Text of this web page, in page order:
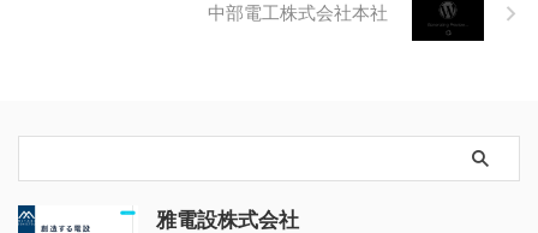
中部電工株式会社本社
雅電設株式会社